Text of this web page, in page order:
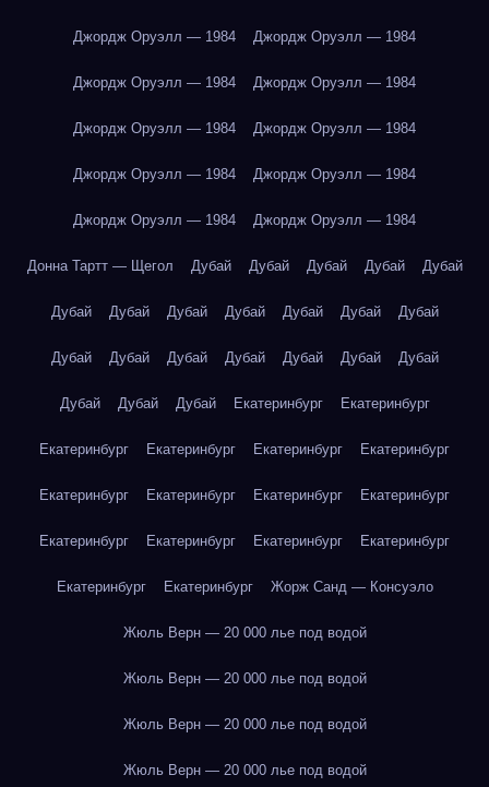
Джордж Оруэлл — 1984 Джордж Оруэлл — 1984
Джордж Оруэлл — 1984 Джордж Оруэлл — 1984
Джордж Оруэлл — 1984 Джордж Оруэлл — 1984
Джордж Оруэлл — 1984 Джордж Оруэлл — 1984
Джордж Оруэлл — 1984 Джордж Оруэлл — 1984
Донна Тартт — Щегол Дубай Дубай Дубай Дубай Дубай
Дубай Дубай Дубай Дубай Дубай Дубай Дубай
Дубай Дубай Дубай Дубай Дубай Дубай Дубай
Дубай Дубай Дубай Екатеринбург Екатеринбург
Екатеринбург Екатеринбург Екатеринбург Екатеринбург
Екатеринбург Екатеринбург Екатеринбург Екатеринбург
Екатеринбург Екатеринбург Екатеринбург Екатеринбург
Екатеринбург Екатеринбург Жорж Санд — Консуэло
Жюль Верн — 20 000 лье под водой
Жюль Верн — 20 000 лье под водой
Жюль Верн — 20 000 лье под водой
Жюль Верн — 20 000 лье под водой